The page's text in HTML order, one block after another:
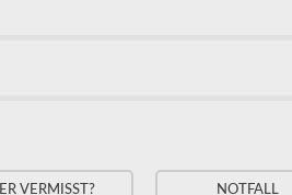
VERMISST? NOTFALL